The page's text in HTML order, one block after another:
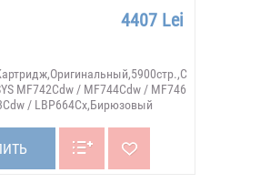
4407 Lei
MF742Cdw / MF744Cdw / MF746
/ LBP664Cx,Бирюзовый